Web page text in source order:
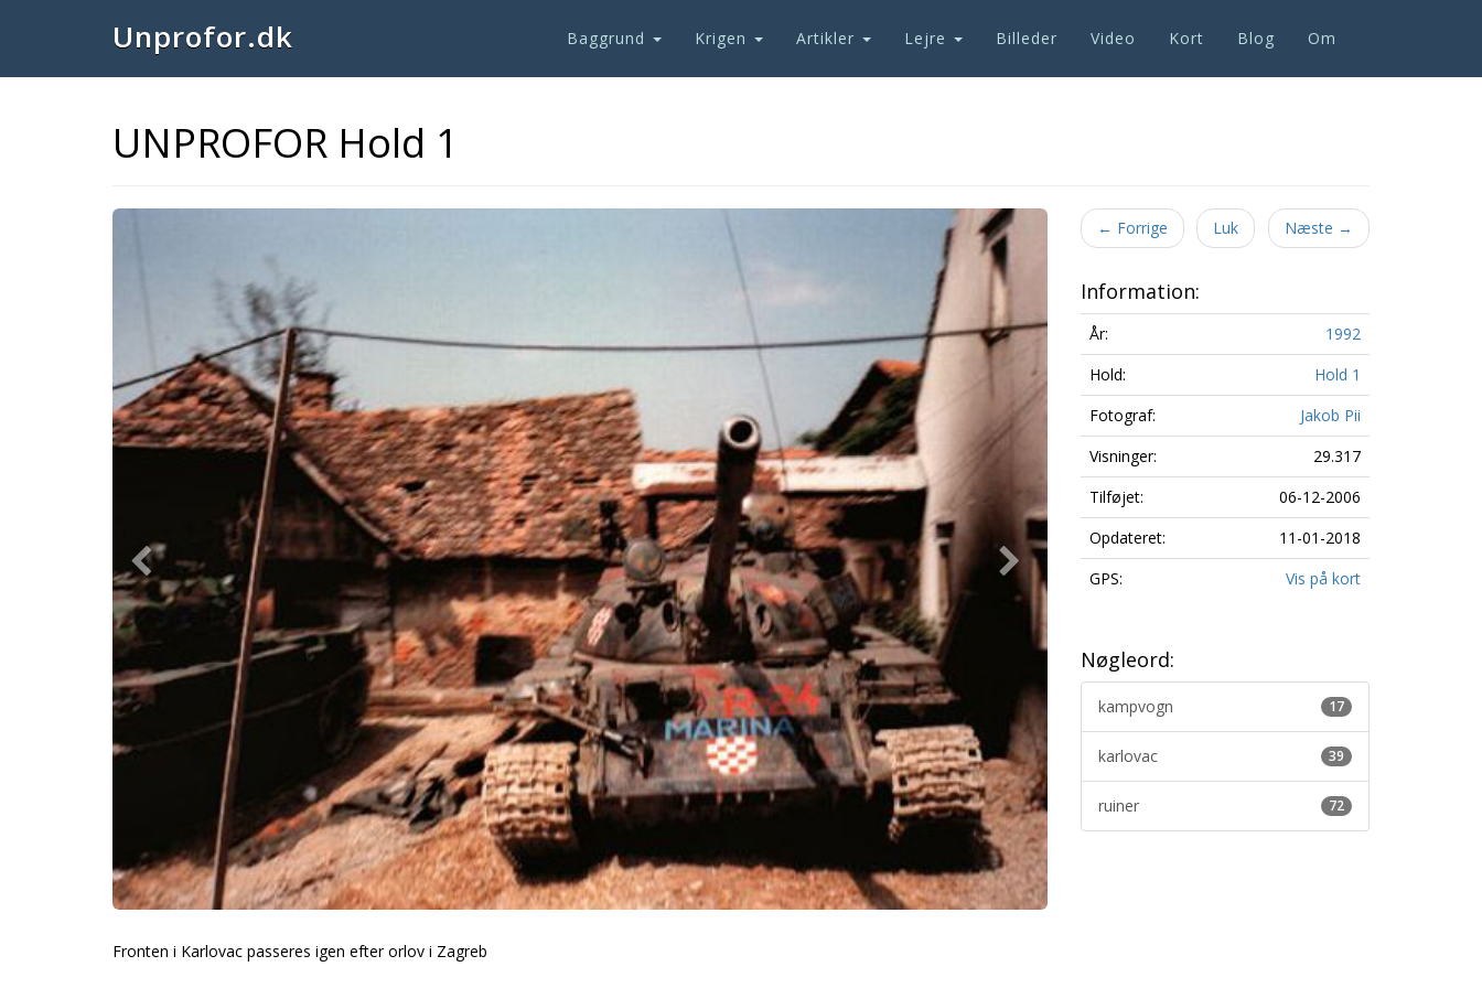
Unprofor.dk Baggrund Krigen Artikler Lejre Billeder Video Kort Blog Om
UNPROFOR Hold 1
Previous Next
Fronten i Karlovac passeres igen efter orlov i Zagreb
← Forrige Luk Næste →
Information:
År:
1992
Hold:
Hold 1
Fotograf:
Jakob Pii
Visninger:
29.317
Tilføjet:
06-12-2006
Opdateret:
11-01-2018
GPS:
Vis på kort
Nøgleord:
17
kampvogn
39
karlovac
72
ruiner